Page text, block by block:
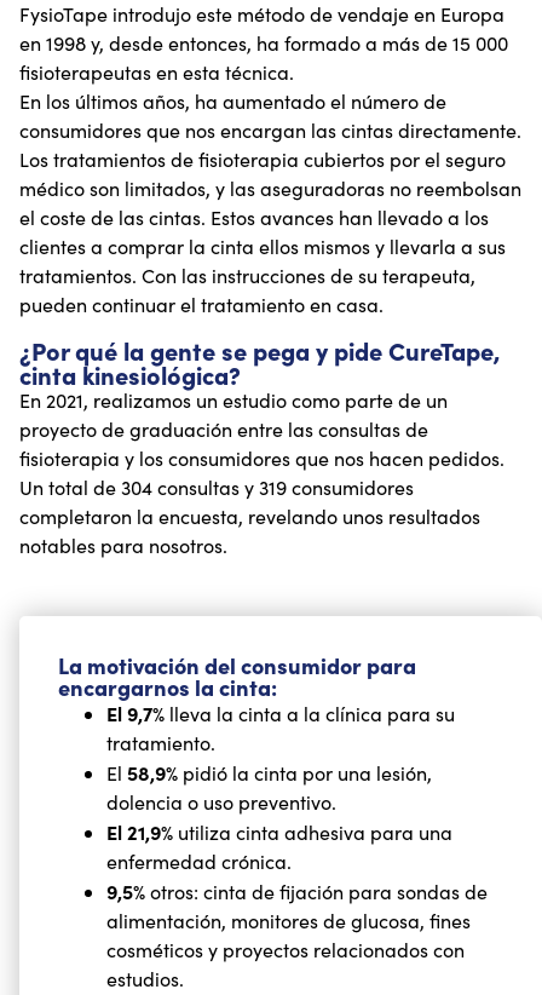
FysioTape introdujo este método de vendaje en Europa
en 1998 y, desde entonces, ha formado a más de 15 000
fisioterapeutas en esta técnica.
En los últimos años, ha aumentado el número de
consumidores que nos encargan las cintas directamente.
Los tratamientos de fisioterapia cubiertos por el seguro
médico son limitados, y las aseguradoras no reembolsan
el coste de las cintas. Estos avances han llevado a los
clientes a comprar la cinta ellos mismos y llevarla a sus
tratamientos. Con las instrucciones de su terapeuta,
pueden continuar el tratamiento en casa.
¿Por qué la gente se pega y pide CureTape,
cinta kinesiológica?
En 2021, realizamos un estudio como parte de un
proyecto de graduación entre las consultas de
fisioterapia y los consumidores que nos hacen pedidos.
Un total de 304 consultas y 319 consumidores
completaron la encuesta, revelando unos resultados
notables para nosotros.
La motivación del consumidor para
encargarnos la cinta:
El 9,7% lleva la cinta a la clínica para su
tratamiento.
El 58,9% pidió la cinta por una lesión,
dolencia o uso preventivo.
El 21,9% utiliza cinta adhesiva para una
enfermedad crónica.
9,5%otros: cinta de fijación para sondas de
alimentación, monitores de glucosa, fines
cosméticos y proyectos relacionados con
estudios.